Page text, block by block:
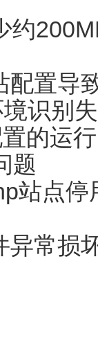
约
配置导
识别
的运
题
站点
异常损